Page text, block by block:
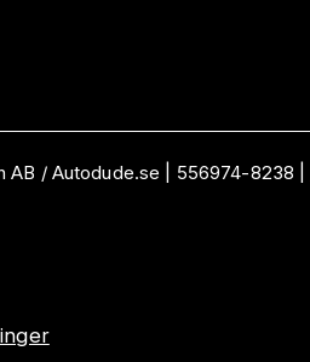
AB / Autodude.se | 556974-8238